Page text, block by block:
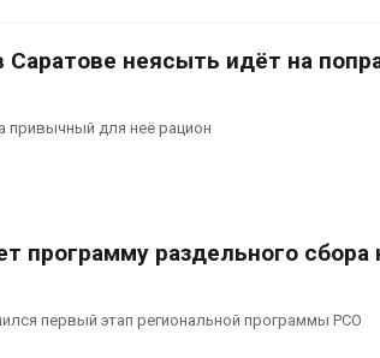
Саратове неясыть идёт на
привычный для неё рацион
программу раздельного сбора
первый этап региональной программы РСО